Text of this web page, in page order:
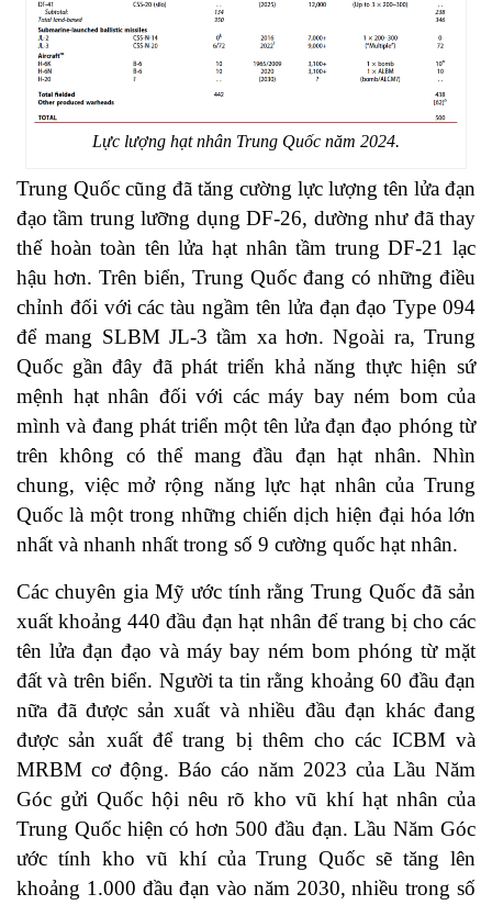
Lực lượng hạt nhân Trung Quốc năm 2024.
Trung Quốc cũng đã tăng cường lực lượng tên lửa đạn
đạo tầm trung lưỡng dụng DF-26, dường như đã thay
thế hoàn toàn tên lửa hạt nhân tầm trung DF-21 lạc
hậu hơn. Trên biển, Trung Quốc đang có những điều
chỉnh đối với các tàu ngầm tên lửa đạn đạo Type 094
để mang SLBM JL-3 tầm xa hơn. Ngoài ra, Trung
Quốc gần đây đã phát triển khả năng thực hiện sứ
mệnh hạt nhân đối với các máy bay ném bom của
mình và đang phát triển một tên lửa đạn đạo phóng từ
trên không có thể mang đầu đạn hạt nhân. Nhìn
chung, việc mở rộng năng lực hạt nhân của Trung
Quốc là một trong những chiến dịch hiện đại hóa lớn
nhất và nhanh nhất trong số 9 cường quốc hạt nhân.
Các chuyên gia Mỹ ước tính rằng Trung Quốc đã sản
xuất khoảng 440 đầu đạn hạt nhân để trang bị cho các
tên lửa đạn đạo và máy bay ném bom phóng từ mặt
đất và trên biển. Người ta tin rằng khoảng 60 đầu đạn
nữa đã được sản xuất và nhiều đầu đạn khác đang
được sản xuất để trang bị thêm cho các ICBM và
MRBM cơ động. Báo cáo năm 2023 của Lầu Năm
Góc gửi Quốc hội nêu rõ kho vũ khí hạt nhân của
Trung Quốc hiện có hơn 500 đầu đạn. Lầu Năm Góc
ước tính kho vũ khí của Trung Quốc sẽ tăng lên
khoảng 1.000 đầu đạn vào năm 2030, nhiều trong số